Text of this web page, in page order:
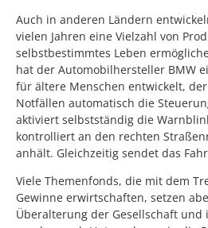
Auch in anderen Ländern
vielen Jahren eine Vielzahl von
selbstbestimmtes Leben
hat der Automobilhersteller BMW
für ältere Menschen entwickelt,
Notfällen automatisch die
aktiviert selbstständig die
kontrolliert an den rechten
anhält. Gleichzeitig sendet das
Viele Themenfonds, die mit dem
Gewinne erwirtschaften, setzen
Überalterung der Gesellschaft und